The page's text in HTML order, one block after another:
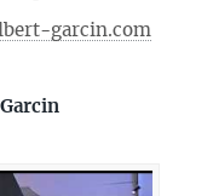
garcin.com